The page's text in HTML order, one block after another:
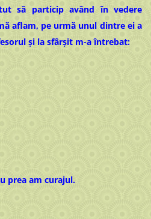
să particip având în vedere
aflam, pe urmă unul dintre ei a
și la sfârșit m-a întrebat:
am curajul.